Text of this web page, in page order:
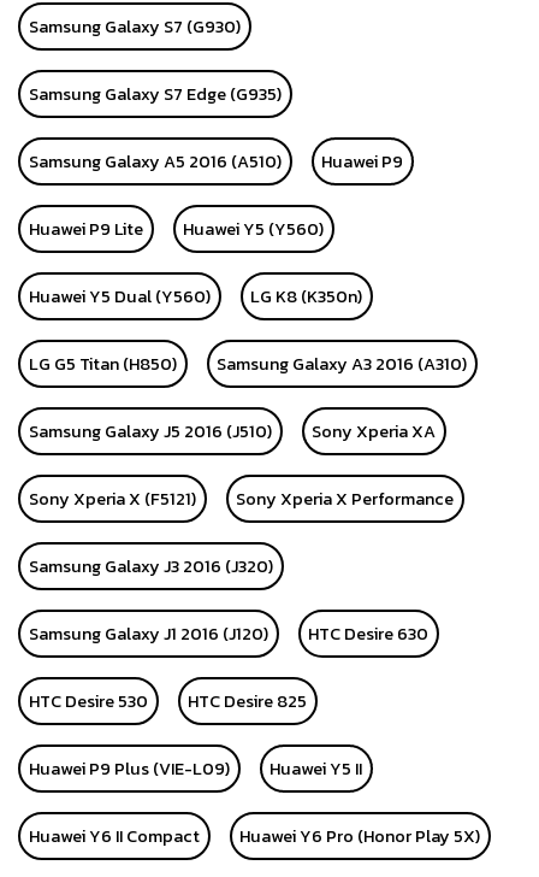
Samsung Galaxy S7 (G930)
Samsung Galaxy S7 Edge (G935)
Samsung Galaxy A5 2016 (A510) Huawei P9
Huawei P9 Lite Huawei Y5 (Y560)
Huawei Y5 Dual (Y560) LG K8 (K350n)
LG G5 Titan (H850) Samsung Galaxy A3 2016 (A310)
Samsung Galaxy J5 2016 (J510) Sony Xperia XA
Sony Xperia X (F5121) Sony Xperia X Performance
Samsung Galaxy J3 2016 (J320)
Samsung Galaxy J1 2016 (J120) HTC Desire 630
HTC Desire 530 HTC Desire 825
Huawei P9 Plus (VIE-L09) Huawei Y5 II
Huawei Y6 II Compact Huawei Y6 Pro (Honor Play 5X)